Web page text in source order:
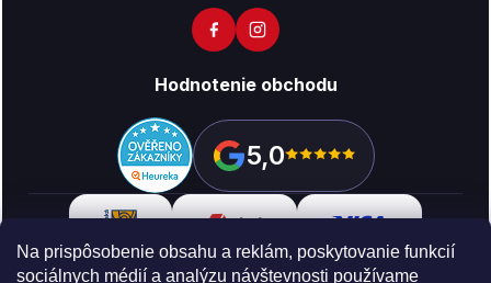
Na prispôsobenie obsahu a reklám, poskytovanie funkcií
sociálnych médií a analýzu návštevnosti používame
Hodnotenie obchodu
5,0